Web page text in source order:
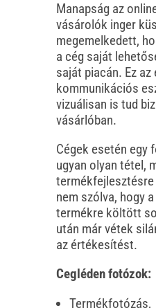
Manapság az
vásárolók inger
megemelkedett,
a cég saját
saját piacán. Ez az
kommunikációs
vizuálisan is tud
vásárlóban.
Cégek esetén egy
ugyan olyan tétel,
nem szólva, hogy
termékre költött
után már vétek
az értékesítést.
Cegléden fotózok:
Termékfotózás,